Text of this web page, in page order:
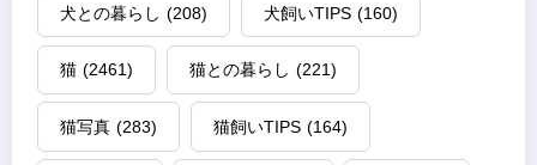
犬との暮らし (208) 犬飼いTIPS (160)
猫 (2461) 猫との暮らし (221)
猫写真 (283) 猫飼いTIPS (164)